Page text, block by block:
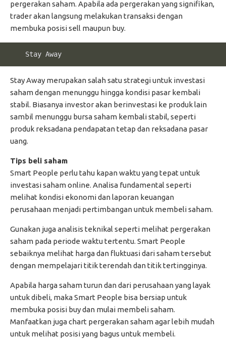
pergerakan saham. Apabila ada pergerakan yang signifikan,
trader akan langsung melakukan transaksi dengan
membuka posisi sell maupun buy.
    Stay Away
Stay Away merupakan salah satu strategi untuk investasi
saham dengan menunggu hingga kondisi pasar kembali
stabil. Biasanya investor akan berinvestasi ke produk lain
sambil menunggu bursa saham kembali stabil, seperti
produk reksadana pendapatan tetap dan reksadana pasar
uang.
Tips beli saham
Smart People perlu tahu kapan waktu yang tepat untuk
investasi saham online. Analisa fundamental seperti
melihat kondisi ekonomi dan laporan keuangan
perusahaan menjadi pertimbangan untuk membeli saham.
Gunakan juga analisis teknikal seperti melihat pergerakan
saham pada periode waktu tertentu. Smart People
sebaiknya melihat harga dan fluktuasi dari saham tersebut
dengan mempelajari titik terendah dan titik tertingginya.
Apabila harga saham turun dan dari perusahaan yang layak
untuk dibeli, maka Smart People bisa bersiap untuk
membuka posisi buy dan mulai membeli saham.
Manfaatkan juga chart pergerakan saham agar lebih mudah
untuk melihat posisi yang bagus untuk membeli.